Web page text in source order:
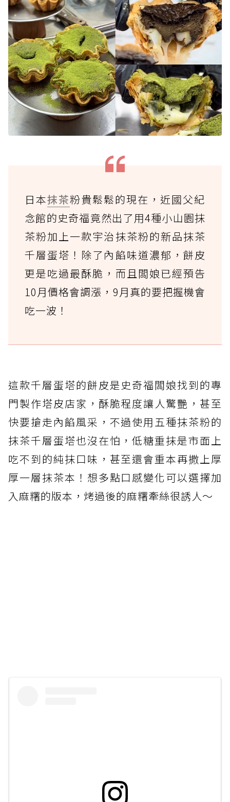
日本抹茶粉貴鬆鬆的現在，近國父紀
念館的史奇福竟然出了用4種小山園抹
茶粉加上一款宇治抹茶粉的新品抹茶
千層蛋塔！除了內餡味道濃郁，餅皮
更是吃過最酥脆，而且闆娘已經預告
10月價格會調漲，9月真的要把握機會
吃一波！
這款千層蛋塔的餅皮是史奇福闆娘找到的專
門製作塔皮店家，酥脆程度讓人驚艷，甚至
快要搶走內餡風采，不過使用五種抹茶粉的
抹茶千層蛋塔也沒在怕，低糖重抹是市面上
吃不到的純抹口味，甚至還會重本再撒上厚
厚一層抹茶本！想多點口感變化可以選擇加
入麻糬的版本，烤過後的麻糬牽絲很誘人～